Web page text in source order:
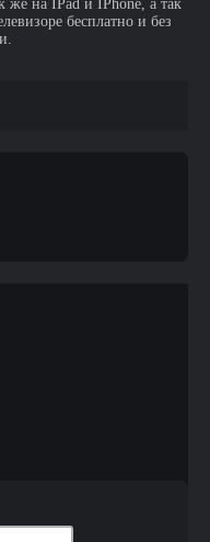
же на IPad и IPhone, а так
бесплатно и без